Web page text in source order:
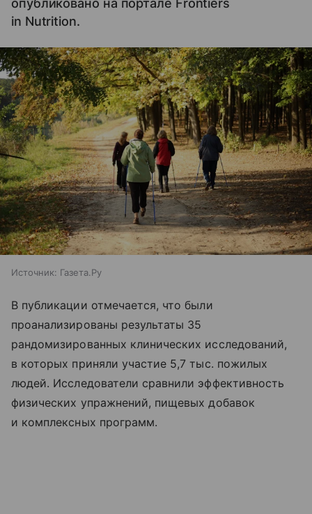
опубликовано на портале Frontiers
in Nutrition.
Источник: Газета.Ру
В публикации отмечается, что были
проанализированы результаты 35
рандомизированных клинических исследований,
в которых приняли участие 5,7 тыс. пожилых
людей. Исследователи сравнили эффективность
физических упражнений, пищевых добавок
и комплексных программ.